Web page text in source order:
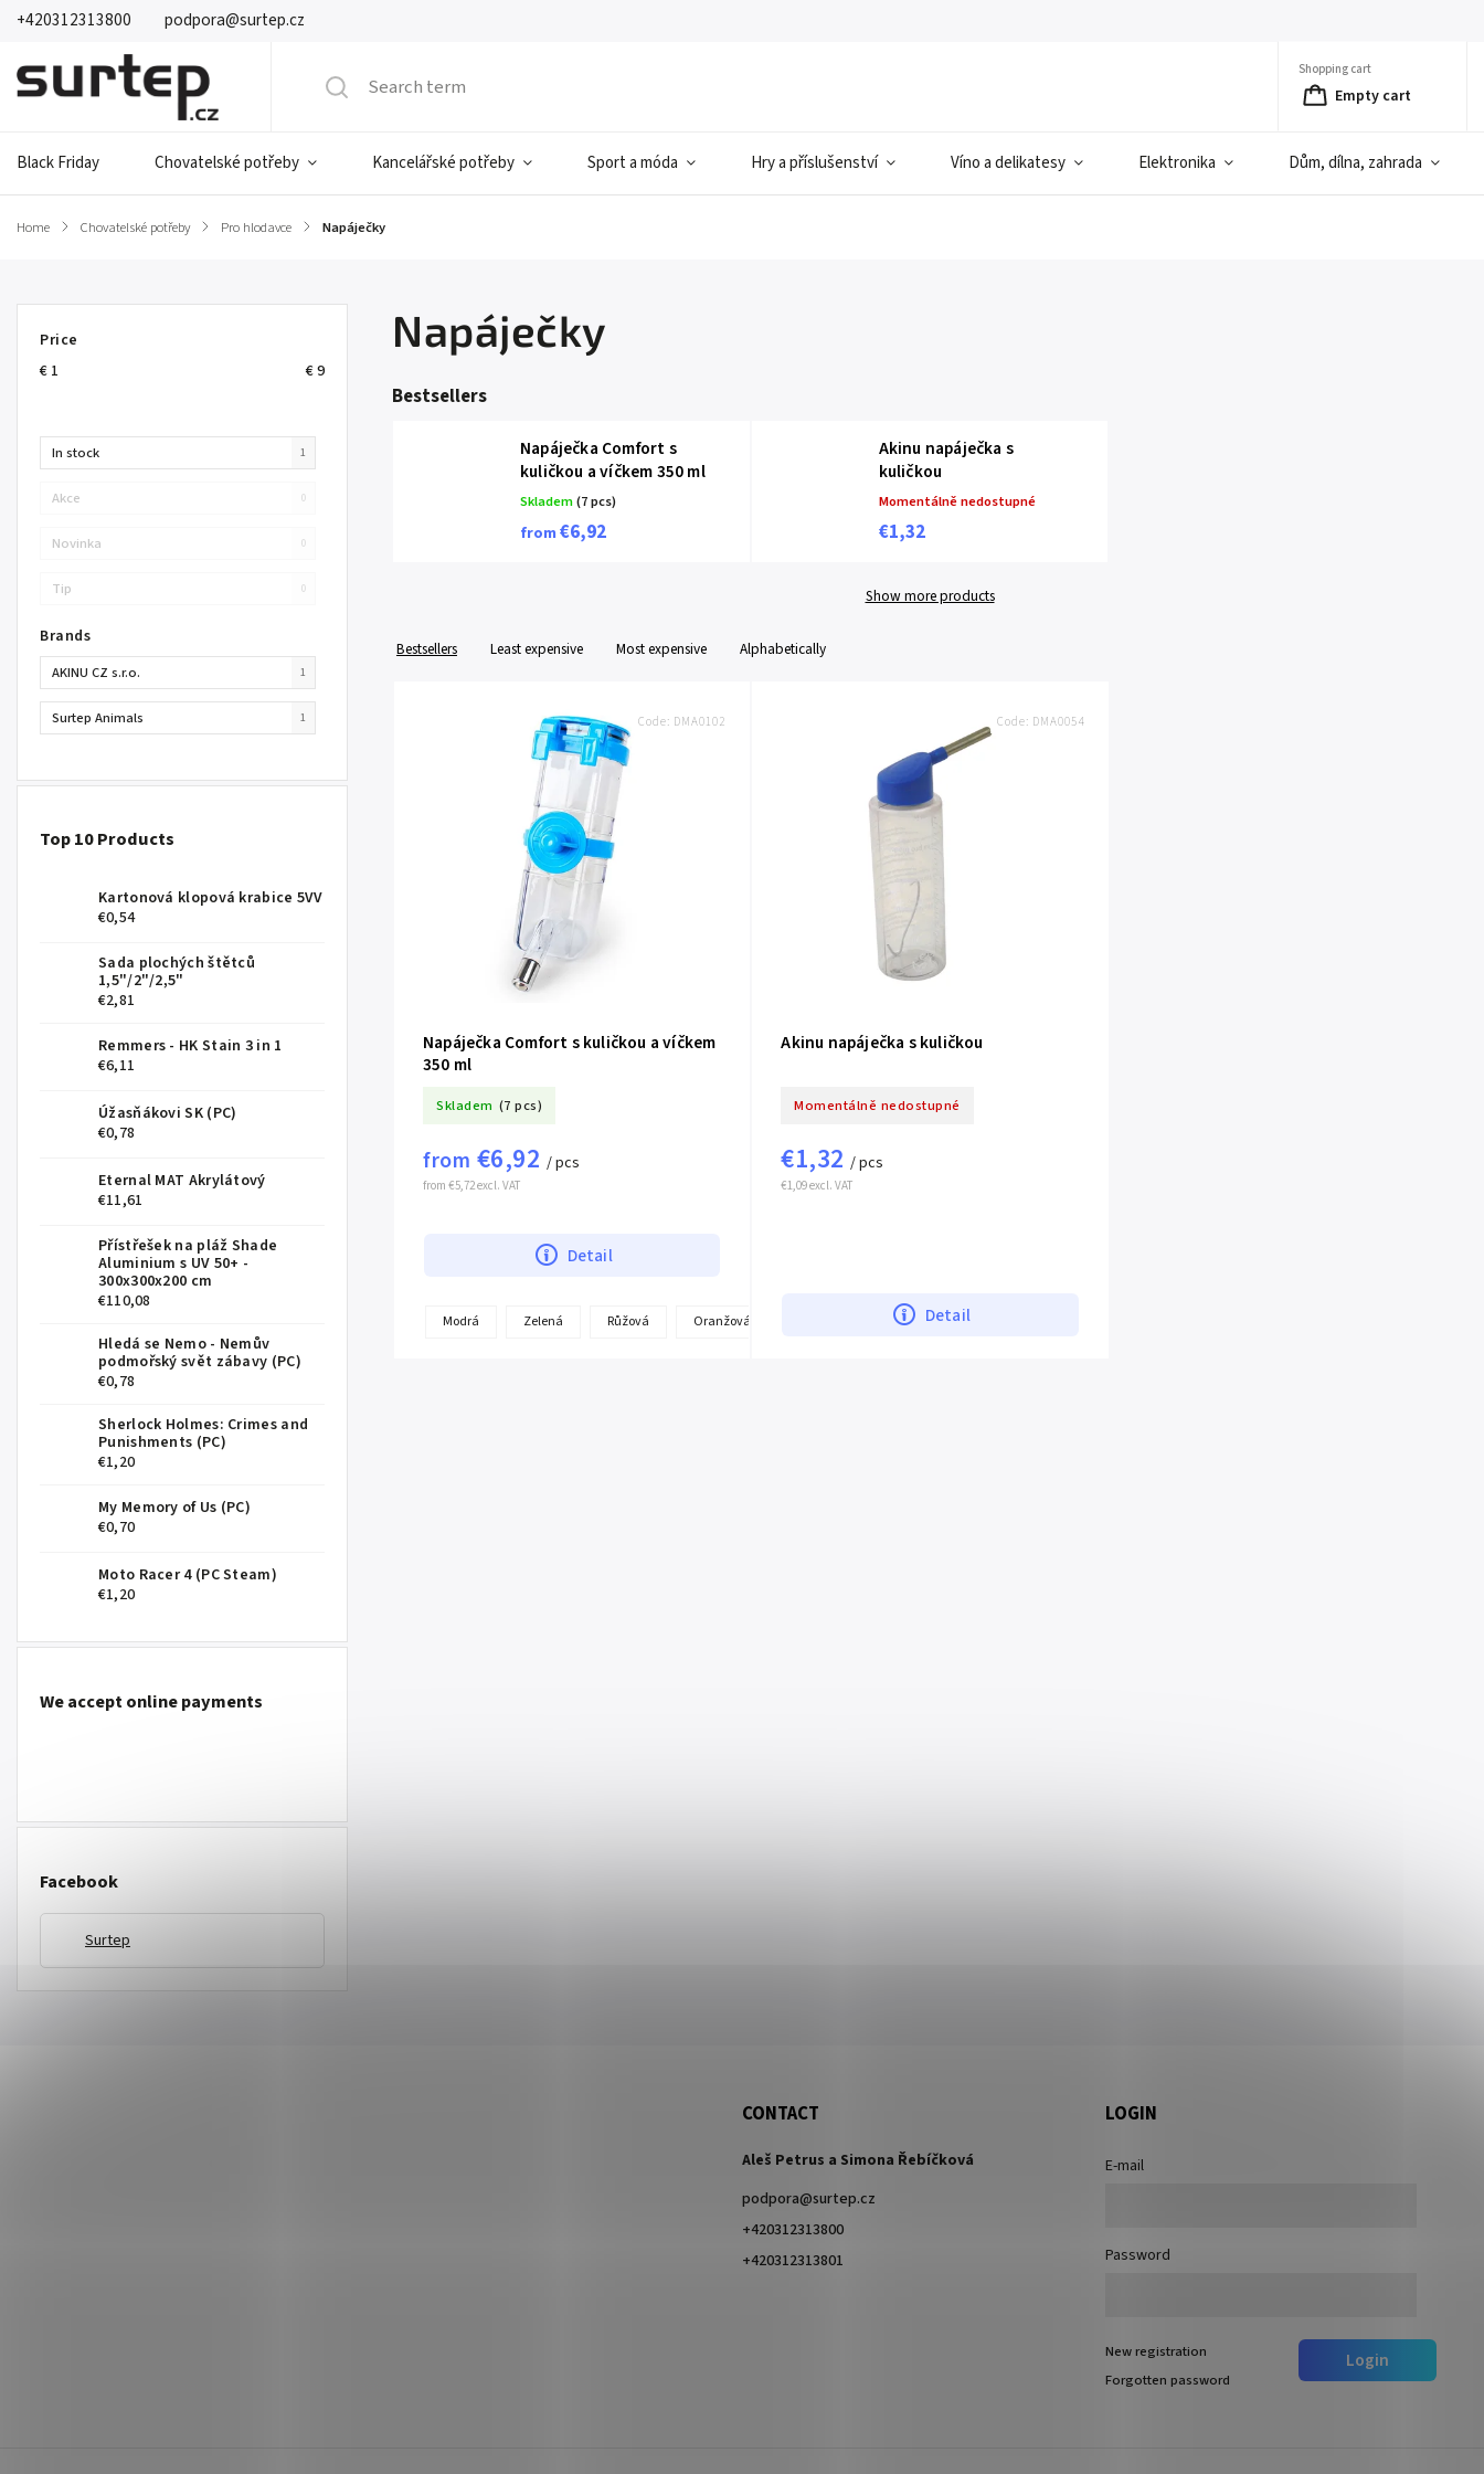
+420312313800 podpora@surtep.cz
Shopping cart
Empty cart
Black Friday Chovatelské potřeby Kancelářské potřeby Sport a móda Hry a příslušenství Víno a delikatesy Elektronika Dům, dílna, zahrada
Home / Chovatelské potřeby / Pro hlodavce / Napáječky
Price
€ 1 €9
In stock 1
Akce 0
Novinka 0
Tip 0
Brands
AKINU CZ s.r.o. 1
Surtep Animals 1
Top 10 Products
Kartonová klopová krabice 5VV
€0,54
Sada plochých štětců
1,5"/2"/2,5"
€2,81
Remmers - HK Stain 3 in 1
€6,11
Úžasňákovi SK (PC)
€0,78
Eternal MAT Akrylátový
€11,61
Přístřešek na pláž Shade
Aluminium s UV 50+ -
300x300x200 cm
€110,08
Hledá se Nemo - Nemův
podmořský svět zábavy (PC)
€0,78
Sherlock Holmes: Crimes and
Punishments (PC)
€1,20
My Memory of Us (PC)
€0,70
Moto Racer 4 (PC Steam)
€1,20
We accept online payments
Facebook
Surtep
Napáječky
Bestsellers
Napáječka Comfort s
kuličkou a víčkem 350 ml
Skladem(7 pcs)
from €6,92
Akinu napáječka s
kuličkou
Momentálně nedostupné
€1,32
Show more products
Bestsellers Least expensive Most expensive Alphabetically
Napáječka Comfort s kuličkou a víčkem
350 ml
Skladem (7 pcs)
from €5,72 excl. VAT
from €6,92 / pcs
Detail
Modrá Zelená Růžová Oranžová
Code: DMA0102
Akinu napáječka s kuličkou
Momentálně nedostupné
€1,09 excl. VAT
€1,32/ pcs
Detail
Code: DMA0054
CONTACT
Aleš Petrus a Simona Řebíčková
podpora@surtep.cz
+420312313800
+420312313801
LOGIN
E-mail
Password
Login
New registration
Forgotten password